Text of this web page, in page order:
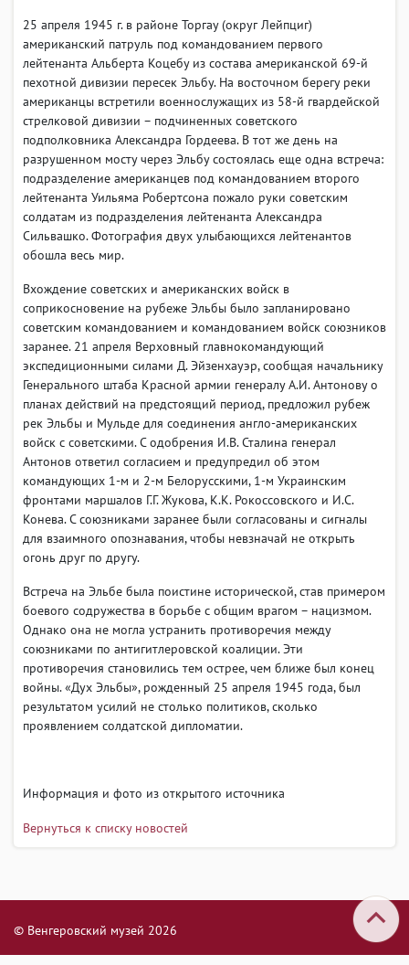
25 апреля 1945 г. в районе Торгау (округ Лейпциг)
американский патруль под командованием первого
лейтенанта Альберта Коцебу из состава американской 69-й
пехотной дивизии пересек Эльбу. На восточном берегу реки
американцы встретили военнослужащих из 58-й гвардейской
стрелковой дивизии – подчиненных советского
подполковника Александра Гордеева. В тот же день на
разрушенном мосту через Эльбу состоялась еще одна встреча:
подразделение американцев под командованием второго
лейтенанта Уильяма Робертсона пожало руки советским
солдатам из подразделения лейтенанта Александра
Сильвашко. Фотография двух улыбающихся лейтенантов
обошла весь мир.
Вхождение советских и американских войск в
соприкосновение на рубеже Эльбы было запланировано
советским командованием и командованием войск союзников
заранее. 21 апреля Верховный главнокомандующий
экспедиционными силами Д. Эйзенхауэр, сообщая начальнику
Генерального штаба Красной армии генералу А.И. Антонову о
планах действий на предстоящий период, предложил рубеж
рек Эльбы и Мульде для соединения англо-американских
войск с советскими. С одобрения И.В. Сталина генерал
Антонов ответил согласием и предупредил об этом
командующих 1-м и 2-м Белорусскими, 1-м Украинским
фронтами маршалов Г.Г. Жукова, К.К. Рокоссовского и И.С.
Конева. С союзниками заранее были согласованы и сигналы
для взаимного опознавания, чтобы невзначай не открыть
огонь друг по другу.
Встреча на Эльбе была поистине исторической, став примером
боевого содружества в борьбе с общим врагом – нацизмом.
Однако она не могла устранить противоречия между
союзниками по антигитлеровской коалиции. Эти
противоречия становились тем острее, чем ближе был конец
войны. «Дух Эльбы», рожденный 25 апреля 1945 года, был
результатом усилий не столько политиков, сколько
проявлением солдатской дипломатии.
Информация и фото из открытого источника
Вернуться к списку новостей
© Венгеровский музей 2026